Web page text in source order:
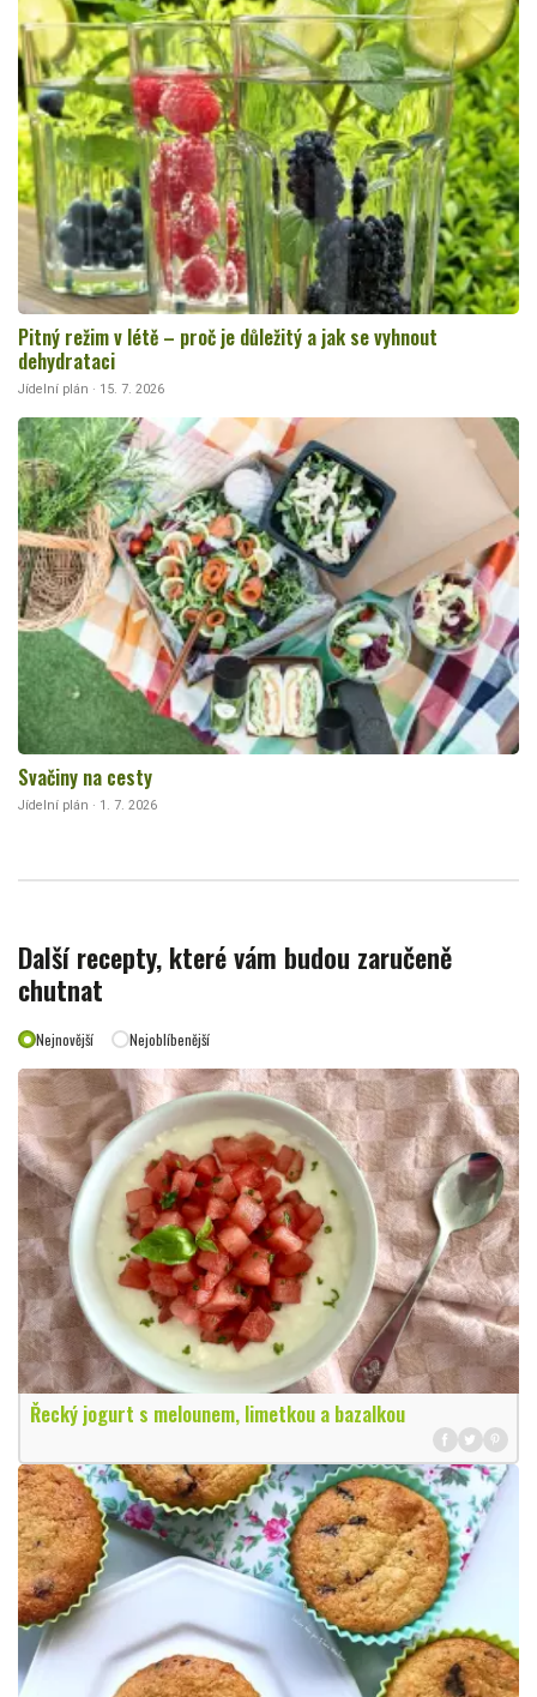
Pitný režim v létě – proč je důležitý a jak se vyhnout
dehydrataci
Jídelní plán · 15. 7. 2026
Svačiny na cesty
Jídelní plán · 1. 7. 2026
Další recepty, které vám budou zaručeně
chutnat
Nejnovější Nejoblíbenější
Řecký jogurt s melounem, limetkou a bazalkou